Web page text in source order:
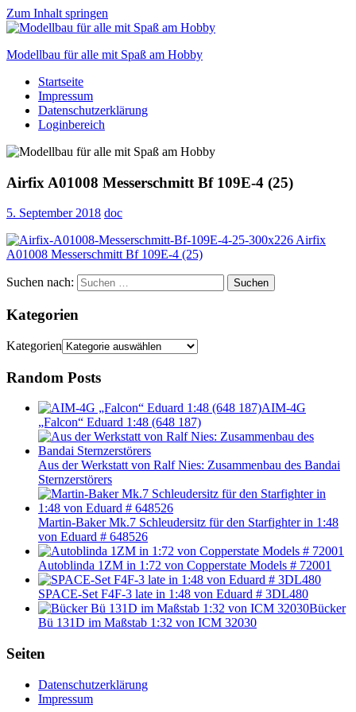
Zum Inhalt springen
Modellbau für alle mit Spaß am Hobby
Scale
modelling
to
Startseite
Impressum
Datenschutzerklärung
Loginbereich
Airfix A01008 Messerschmitt Bf 109E-4 (25)
5. September 2018 doc
Suchen nach: Suchen
Kategorien
Kategorien
Random Posts
AIM-4G
„Falcon“ Eduard 1:48 (648 187)
Aus der Werkstatt von Ralf Nies: Zusammenbau des Bandai
Sternzerstörers
Martin-Baker Mk.7 Schleudersitz für den Starfighter in 1:48
von Eduard # 648526
Autoblinda 1ZM in 1:72 von Copperstate Models # 72001
SPACE-Set F4F-3 late in 1:48 von Eduard # 3DL480
Bücker
Bü 131D im Maßstab 1:32 von ICM 32030
Seiten
Datenschutzerklärung
Impressum